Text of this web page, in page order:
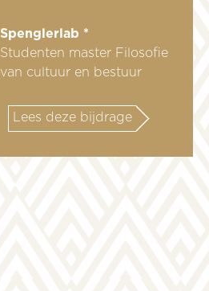
Spenglerlab *
Studenten master Filosofie
van cultuur en bestuur
Lees deze bijdrage